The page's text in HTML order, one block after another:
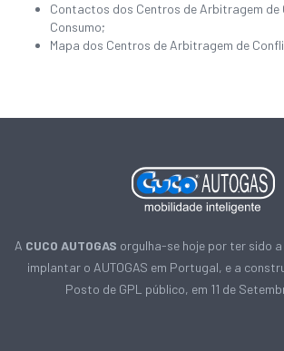
Contactos dos Centros de Arbitragem de
Consumo;
Mapa dos Centros de Arbitragem de
A CUCO AUTOGAS orgulha-se hoje por ter sido
implantar o AUTOGAS em Portugal, e a
Posto de GPL público, em 11 de